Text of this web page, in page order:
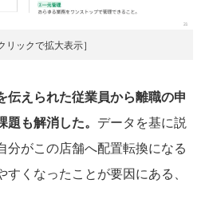
リックで拡大表示］
伝えられた従業員から離職の申
も解消した。 データを基に説
分がこの店舗へ配置転換になる
くなったことが要因にある、